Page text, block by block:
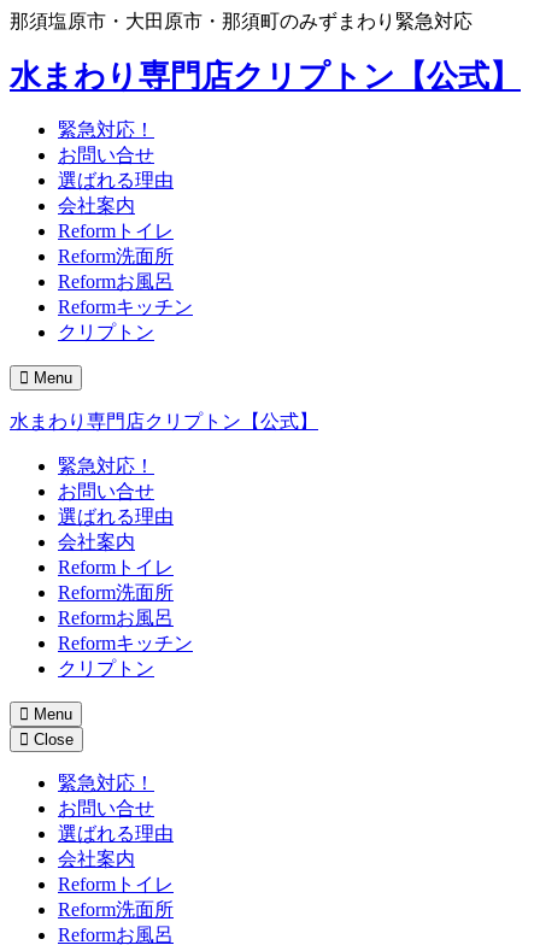
那須塩原市・大田原市・那須町のみずまわり緊急対応
水まわり専門店クリプトン【公式】
緊急対応！
お問い合せ
選ばれる理由
会社案内
Reformトイレ
Reform洗面所
Reformお風呂
Reformキッチン
クリプトン
Menu
水まわり専門店クリプトン【公式】
緊急対応！
お問い合せ
選ばれる理由
会社案内
Reformトイレ
Reform洗面所
Reformお風呂
Reformキッチン
クリプトン
Menu
Close
緊急対応！
お問い合せ
選ばれる理由
会社案内
Reformトイレ
Reform洗面所
Reformお風呂